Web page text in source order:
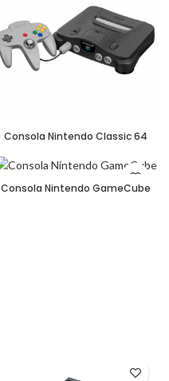
Consola Nintendo Classic 64
Consola Nintendo GameCube